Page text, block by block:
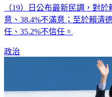
（19）日公布最新民調，對
意、38.4%不滿意；至於賴清
任、35.2%不信任。
政治